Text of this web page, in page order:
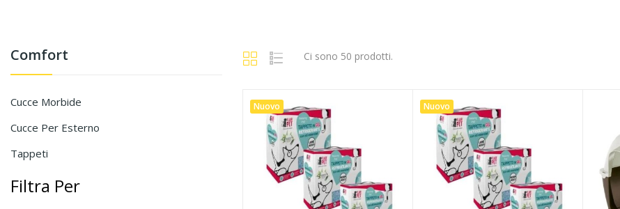
Comfort
Cucce Morbide
Cucce Per Esterno
Tappeti
Filtra Per
Ci sono 50 prodotti.
Nuovo Nuovo